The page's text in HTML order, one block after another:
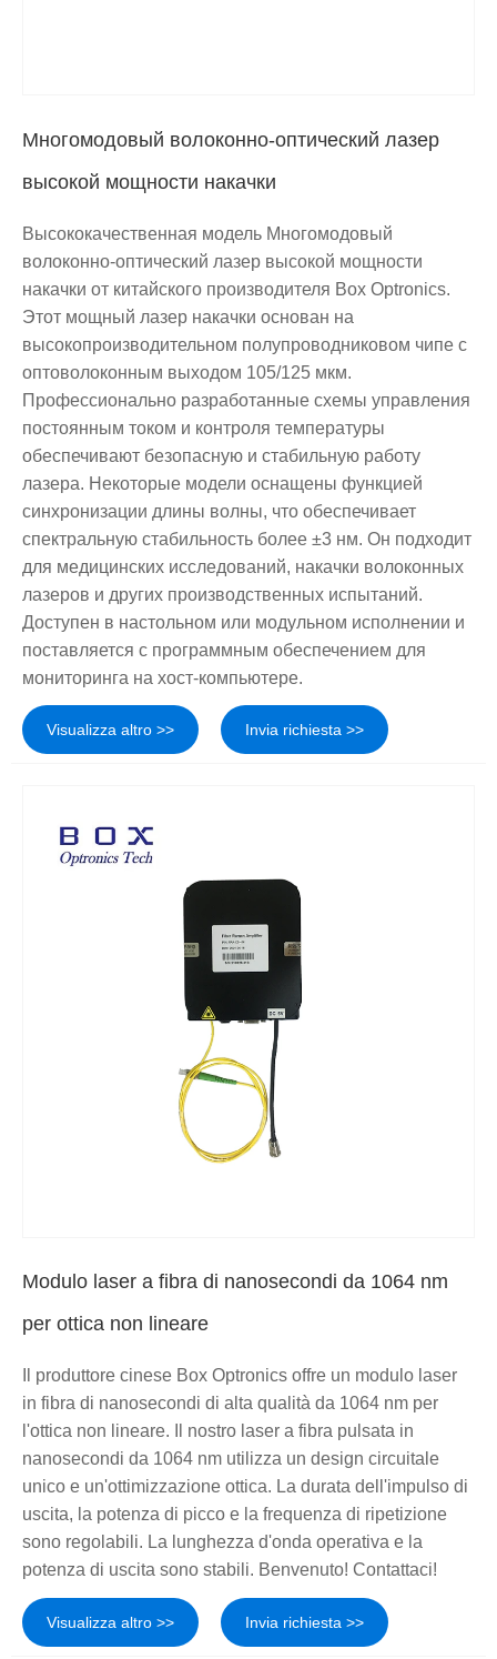
Многомодовый волоконно-оптический лазер
высокой мощности накачки
Высококачественная модель Многомодовый
волоконно-оптический лазер высокой мощности
накачки от китайского производителя Box Optronics.
Этот мощный лазер накачки основан на
высокопроизводительном полупроводниковом чипе с
оптоволоконным выходом 105/125 мкм.
Профессионально разработанные схемы управления
постоянным током и контроля температуры
обеспечивают безопасную и стабильную работу
лазера. Некоторые модели оснащены функцией
синхронизации длины волны, что обеспечивает
спектральную стабильность более ±3 нм. Он подходит
для медицинских исследований, накачки волоконных
лазеров и других производственных испытаний.
Доступен в настольном или модульном исполнении и
поставляется с программным обеспечением для
мониторинга на хост-компьютере.
Visualizza altro >> Invia richiesta >>
Modulo laser a fibra di nanosecondi da 1064 nm
per ottica non lineare
Il produttore cinese Box Optronics offre un modulo laser
in fibra di nanosecondi di alta qualità da 1064 nm per
l'ottica non lineare. Il nostro laser a fibra pulsata in
nanosecondi da 1064 nm utilizza un design circuitale
unico e un'ottimizzazione ottica. La durata dell'impulso di
uscita, la potenza di picco e la frequenza di ripetizione
sono regolabili. La lunghezza d'onda operativa e la
potenza di uscita sono stabili. Benvenuto! Contattaci!
Visualizza altro >> Invia richiesta >>